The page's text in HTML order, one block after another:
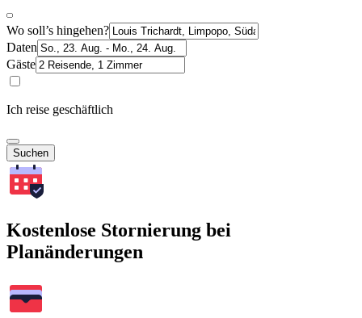
Wo soll’s hingehen?
Daten
Gäste
Ich reise geschäftlich
Suchen
Kostenlose Stornierung bei
Planänderungen